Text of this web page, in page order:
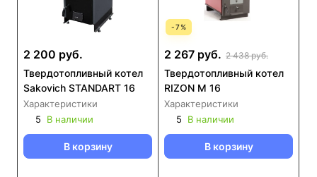
2 200 руб.
Твердотопливный котел
Sakovich STANDART 16
Характеристики
5
В наличии
В корзину
-7%
2 267 руб. 2 438 руб.
Твердотопливный котел
RIZON М 16
Характеристики
5
В наличии
В корзину